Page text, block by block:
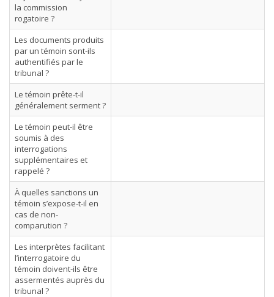
la commission
rogatoire ?
Les documents produits
par un témoin sont-ils
authentifiés par le
tribunal ?
Le témoin prête-t-il
généralement serment ?
Le témoin peut-il être
soumis à des
interrogations
supplémentaires et
rappelé ?
À quelles sanctions un
témoin s’expose-t-il en
cas de non-
comparution ?
Les interprètes facilitant
l’interrogatoire du
témoin doivent-ils être
assermentés auprès du
tribunal ?